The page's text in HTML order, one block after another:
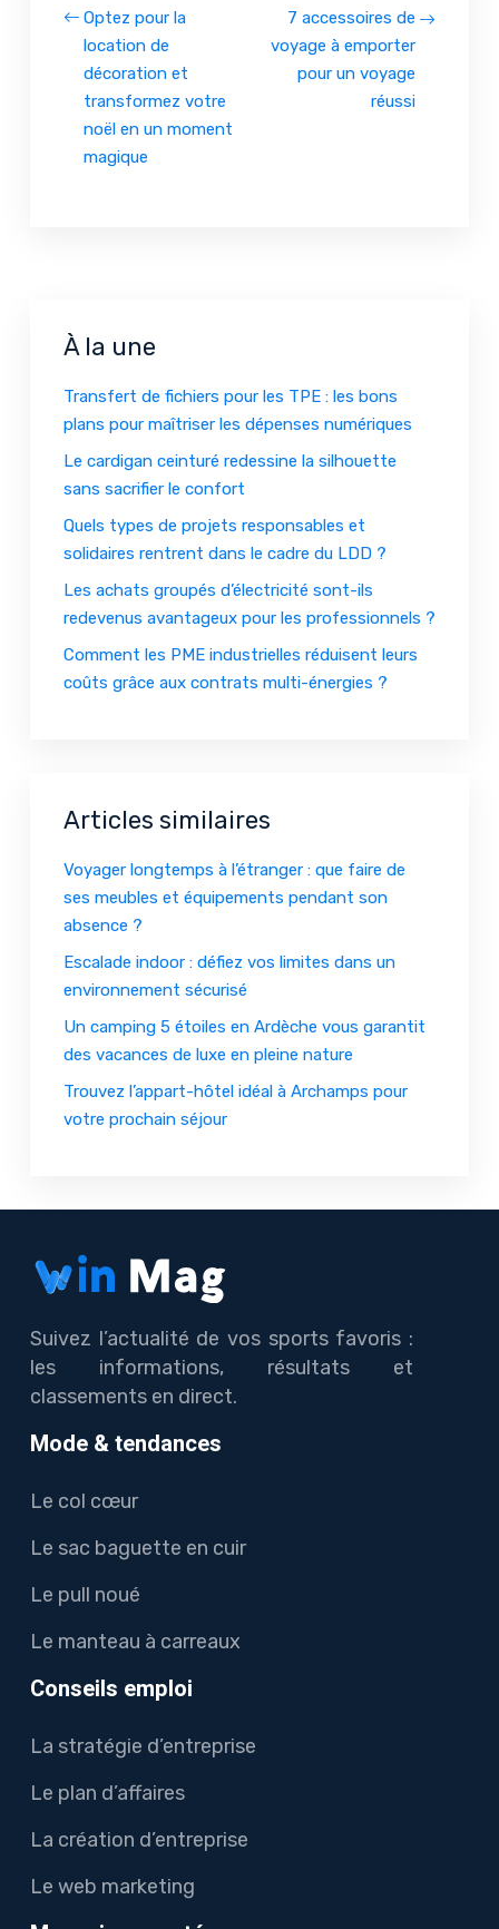
Optez pour la
location de
décoration et
transformez votre
noël en un moment
magique
7 accessoires de
voyage à emporter
pour un voyage
réussi
À la une
Transfert de fichiers pour les TPE : les bons
plans pour maîtriser les dépenses numériques
Le cardigan ceinturé redessine la silhouette
sans sacrifier le confort
Quels types de projets responsables et
solidaires rentrent dans le cadre du LDD ?
Les achats groupés d’électricité sont-ils
redevenus avantageux pour les professionnels ?
Comment les PME industrielles réduisent leurs
coûts grâce aux contrats multi-énergies ?
Articles similaires
Voyager longtemps à l’étranger : que faire de
ses meubles et équipements pendant son
absence ?
Escalade indoor : défiez vos limites dans un
environnement sécurisé
Un camping 5 étoiles en Ardèche vous garantit
des vacances de luxe en pleine nature
Trouvez l’appart-hôtel idéal à Archamps pour
votre prochain séjour
Suivez l’actualité de vos sports favoris :
les informations, résultats et
classements en direct.
Mode & tendances
Le col cœur
Le sac baguette en cuir
Le pull noué
Le manteau à carreaux
Conseils emploi
La stratégie d’entreprise
Le plan d’affaires
La création d’entreprise
Le web marketing